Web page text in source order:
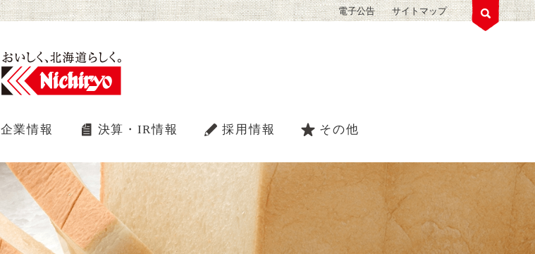
企業情報 決算・IR情報 採用情報 その他
電子公告 サイトマップ